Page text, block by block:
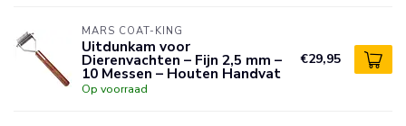
MARS COAT-KING
Uitdunkam voor
Dierenvachten – Fijn 2,5 mm –
10 Messen – Houten Handvat
Op voorraad
€29,95